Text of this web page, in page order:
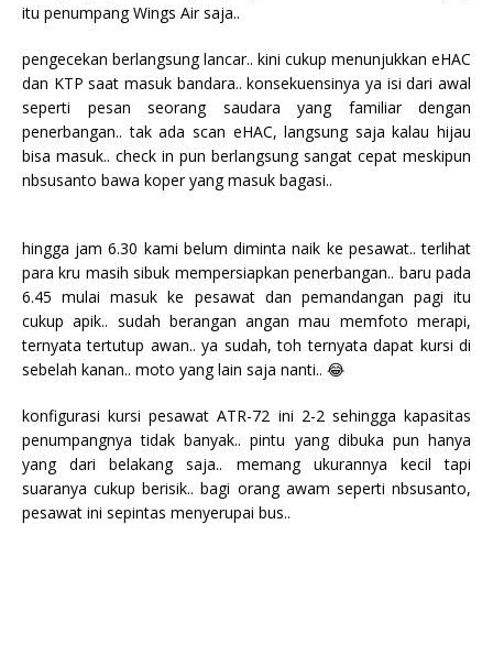
itu penumpang Wings Air saja..
pengecekan berlangsung lancar.. kini cukup menunjukkan eHAC
dan KTP saat masuk bandara.. konsekuensinya ya isi dari awal
seperti pesan seorang saudara yang familiar dengan
penerbangan.. tak ada scan eHAC, langsung saja kalau hijau
bisa masuk.. check in pun berlangsung sangat cepat meskipun
nbsusanto bawa koper yang masuk bagasi..
hingga jam 6.30 kami belum diminta naik ke pesawat.. terlihat
para kru masih sibuk mempersiapkan penerbangan.. baru pada
6.45 mulai masuk ke pesawat dan pemandangan pagi itu
cukup apik.. sudah berangan angan mau memfoto merapi,
ternyata tertutup awan.. ya sudah, toh ternyata dapat kursi di
sebelah kanan.. moto yang lain saja nanti.. 😂
konfigurasi kursi pesawat ATR-72 ini 2-2 sehingga kapasitas
penumpangnya tidak banyak.. pintu yang dibuka pun hanya
yang dari belakang saja.. memang ukurannya kecil tapi
suaranya cukup berisik.. bagi orang awam seperti nbsusanto,
pesawat ini sepintas menyerupai bus..